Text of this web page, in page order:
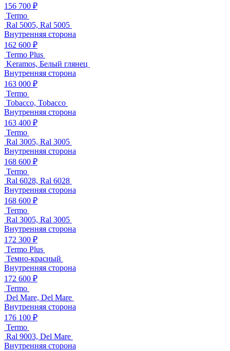
156 700 ₽
Termo
Ral 5005, Ral 5005
Внутренняя сторона
162 600 ₽
Termo Plus
Keramos, Белый глянец
Внутренняя сторона
163 000 ₽
Termo
Tobacco, Tobacco
Внутренняя сторона
163 400 ₽
Termo
Ral 3005, Ral 3005
Внутренняя сторона
168 600 ₽
Termo
Ral 6028, Ral 6028
Внутренняя сторона
168 600 ₽
Termo
Ral 3005, Ral 3005
Внутренняя сторона
172 300 ₽
Termo Plus
Темно-красный
Внутренняя сторона
172 600 ₽
Termo
Del Mare, Del Mare
Внутренняя сторона
176 100 ₽
Termo
Ral 9003, Del Mare
Внутренняя сторона